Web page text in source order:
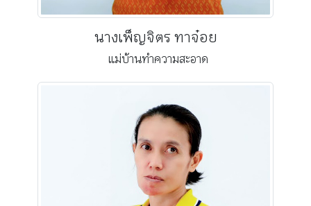
นางเพ็ญจิตร ทาจ๋อย
แม่บ้านทำความสะอาด